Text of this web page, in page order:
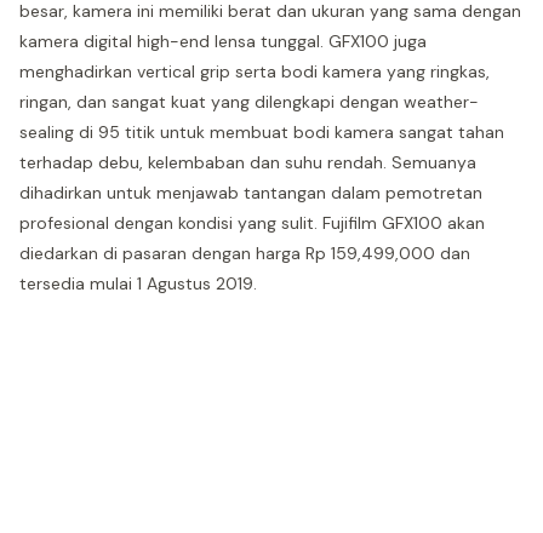
besar, kamera ini memiliki berat dan ukuran yang sama dengan
kamera digital high-end lensa tunggal. GFX100 juga
menghadirkan vertical grip serta bodi kamera yang ringkas,
ringan, dan sangat kuat yang dilengkapi dengan weather-
sealing di 95 titik untuk membuat bodi kamera sangat tahan
terhadap debu, kelembaban dan suhu rendah. Semuanya
dihadirkan untuk menjawab tantangan dalam pemotretan
profesional dengan kondisi yang sulit. Fujifilm GFX100 akan
diedarkan di pasaran dengan harga Rp 159,499,000 dan
tersedia mulai 1 Agustus 2019.